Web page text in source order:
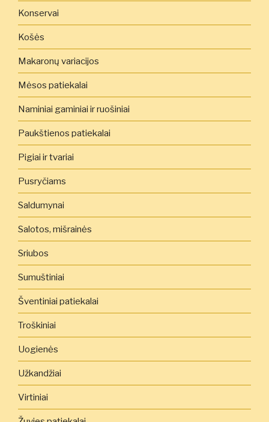
Konservai
Košės
Makaronų variacijos
Mėsos patiekalai
Naminiai gaminiai ir ruošiniai
Paukštienos patiekalai
Pigiai ir tvariai
Pusryčiams
Saldumynai
Salotos, mišrainės
Sriubos
Sumuštiniai
Šventiniai patiekalai
Troškiniai
Uogienės
Užkandžiai
Virtiniai